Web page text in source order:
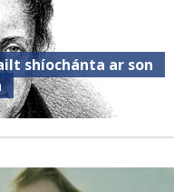
shíochánta ar son